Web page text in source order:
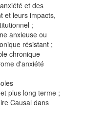
et des
et leurs impacts,
;
anxieuse ou
résistant ;
chronique
d'anxiété
plus long terme ;
Causal dans